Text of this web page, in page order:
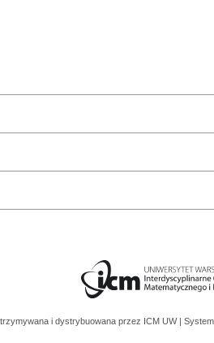
i dystrybuowana przez ICM UW |